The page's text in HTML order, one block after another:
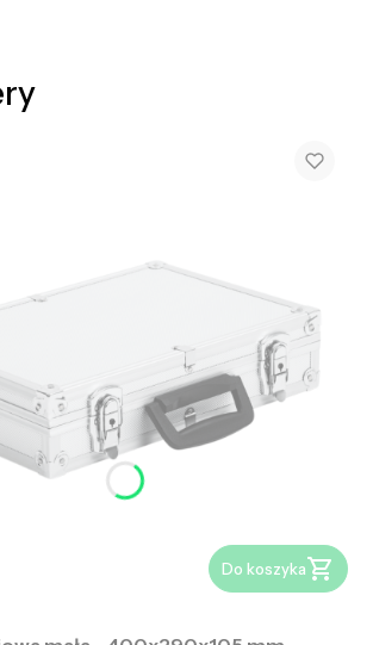
Do koszyka